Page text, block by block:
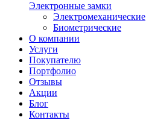
Электронные замки
Электромеханические
Биометрические
О компании
Услуги
Покупателю
Портфолио
Отзывы
Акции
Блог
Контакты